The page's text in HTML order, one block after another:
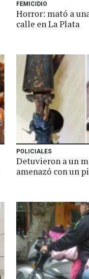
FEMICIDIO
Horror: mató a
calle en La Plata
POLICIALES
Detuvieron a un
amenazó con un